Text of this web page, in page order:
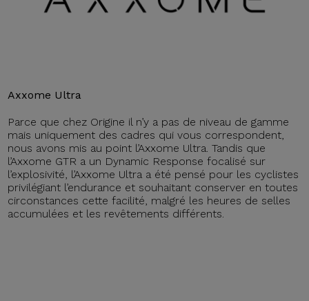
Axxome Ultra
Parce que chez Origine il n’y a pas de niveau de gamme
mais uniquement des cadres qui vous correspondent,
nous avons mis au point l’Axxome Ultra. Tandis que
l’Axxome GTR a un Dynamic Response focalisé sur
l’explosivité, l’Axxome Ultra a été pensé pour les cyclistes
privilégiant l’endurance et souhaitant conserver en toutes
circonstances cette facilité, malgré les heures de selles
accumulées et les revêtements différents.